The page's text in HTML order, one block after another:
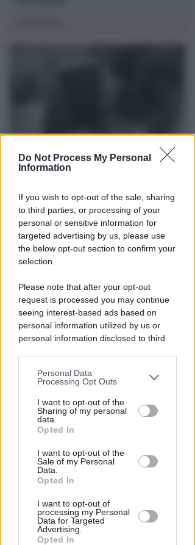
Do Not Process My Personal
Information
If you wish to opt-out of the sale, sharing
to third parties, or processing of your
personal or sensitive information for
targeted advertising by us, please use
the below opt-out section to confirm your
selection.
Please note that after your opt-out
request is processed you may continue
seeing interest-based ads based on
personal information utilized by us or
personal information disclosed to third
You may separately opt-out of the further
disclosure of your personal information
by third parties on the IAB’s list of
downstream participants.
by us to third parties on the IAB’s List of
Downstream Participants that may
further disclose it to other third parties.
Personal Data
Processing Opt Outs
I want to opt-out of the
Sharing of my personal
data.
Opted In
I want to opt-out of the
Sale of my Personal
Data.
Opted In
I want to opt-out of
processing my Personal
Data for Targeted
Advertising.
Opted In
RAID NOTTURNO IN SPIAGGIA
alcolici"
diLamberto Abbati
Desigillare il suolo per
climatici. I numeri di Rimini
Redazione